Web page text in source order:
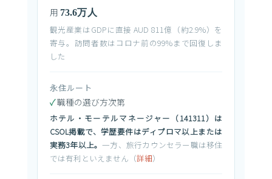
用 73.6万人
観光産業はGDPに直接 AUD 811億（約2.9%）を
寄与。訪問者数はコロナ前の99%まで回復しま
した
永住ルート
✓職種の選び方次第
ホテル・モーテルマネージャー（141311）は
CSOL掲載で、学歴要件はディプロマ以上または
実務3年以上。一方、旅行カウンセラー職は移住
では有利といえません（詳細）